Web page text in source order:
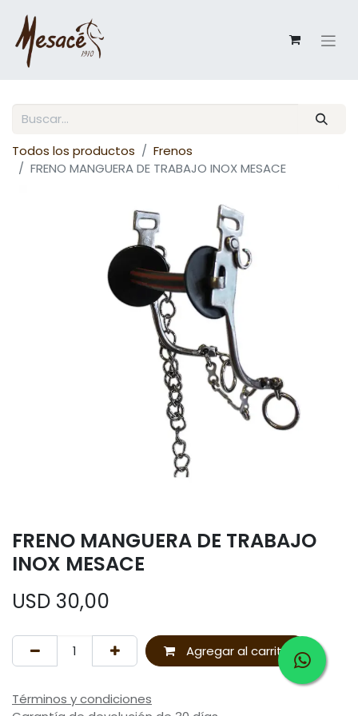
Todos los productos
Frenos
FRENO MANGUERA DE TRABAJO INOX MESACE
FRENO MANGUERA DE TRABAJO
INOX MESACE
USD 30,00
Agregar al carrito
Términos y condiciones